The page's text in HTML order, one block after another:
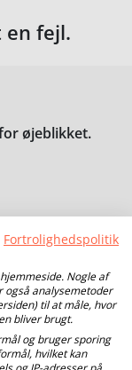
en fejl.
øjeblikket.
Fortrolighedspolitik
Nogle af
også analysemetoder
til at måle, hvor
bliver brugt.
og bruger sporing
hvilket kan